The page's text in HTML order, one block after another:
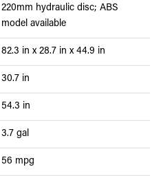
220mm hydraulic disc; ABS
model available
82.3 in x 28.7 in x 44.9 in
30.7 in
54.3 in
3.7 gal
56 mpg